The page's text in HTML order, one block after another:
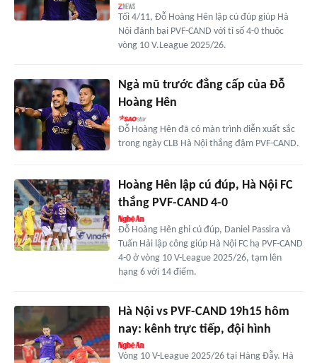
Tối 4/11, Đỗ Hoàng Hên lập cú đúp giúp Hà
Nội đánh bại PVF-CAND với tỉ số 4-0 thuộc
vòng 10 V.League 2025/26.
Ngả mũ trước đẳng cấp của Đỗ
Hoàng Hên
Đỗ Hoàng Hên đã có màn trình diễn xuất sắc
trong ngày CLB Hà Nội thắng đậm PVF-CAND.
Hoàng Hên lập cú đúp, Hà Nội FC
thắng PVF-CAND 4-0
Đỗ Hoàng Hên ghi cú đúp, Daniel Passira và
Tuấn Hải lập công giúp Hà Nội FC hạ PVF-CAND
4-0 ở vòng 10 V-League 2025/26, tạm lên
hạng 6 với 14 điểm.
Hà Nội vs PVF-CAND 19h15 hôm
nay: kênh trực tiếp, đội hình
Vòng 10 V-League 2025/26 tại Hàng Đẫy. Hà